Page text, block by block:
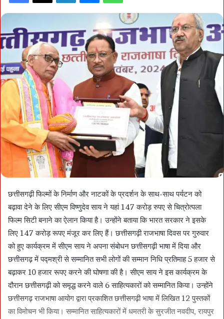
छत्तीसगढ़ी फिल्मों के निर्माण और नाटकों के प्रदर्शन के साथ-साथ पर्यटन को
बढ़ावा देने के लिए सीएम विष्णुदेव साय ने यहां 147 करोड़ रुपए से चित्रोत्पला
फिल्म सिटी बनाने का ऐलान किया है। उन्होंने बताया कि भारत सरकार ने इसके
लिए 147 करोड़ रूपए मंजूर कर लिए हैं। छत्तीसगढ़ी राजभाषा दिवस पर गुरुवार
को हुए कार्यक्रम में सीएम साय ने अपना संबोधन छत्तीसगढ़ी भाषा में दिया और
छत्तीसगढ़ में पद्मश्री से सम्मानित सभी लोगों की सम्मान निधि प्रतिमाह 5 हजार से
बढ़ाकर 10 हजार रूपए करने की घोषणा की है। सीएम साय ने इस कार्यक्रम के
दौरान छत्तीसगढ़ी को समृद्ध करने वाले 6 साहित्यकारों को सम्मानित किया। उन्होंने
छत्तीसगढ़ राजभाषा आयोग द्वारा प्रकाशित छत्तीसगढ़ी भाषा में लिखित 12 पुस्तकों
का विमोचन भी किया। सम्मानित साहित्यकारों में धमतरी के सुरजीत नवदीप, रायपुर